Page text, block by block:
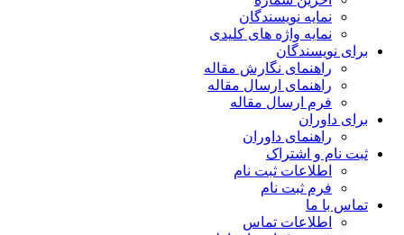
نمایه نویسندگان
نمایه واژه های کلیدی
برای نویسندگان
راهنمای نگارش مقاله
راهنمای ارسال مقاله
فرم ارسال مقاله
برای داوران
راهنمای داوران
ثبت نام و اشتراک
اطلاعات ثبت نام
فرم ثبت نام
تماس با ما
اطلاعات تماس